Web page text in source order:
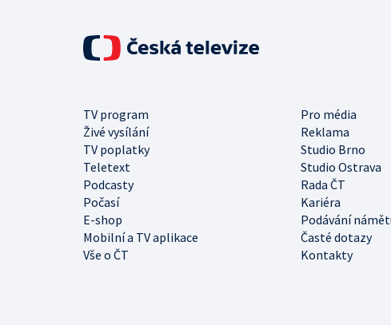
TV program
Pro média
Živé vysílání
Reklama
TV poplatky
Studio Brno
Teletext
Studio Ostrava
Podcasty
Rada ČT
Počasí
Kariéra
E-shop
Podávání
Mobilní a TV aplikace
Časté dotazy
Vše o ČT
Kontakty